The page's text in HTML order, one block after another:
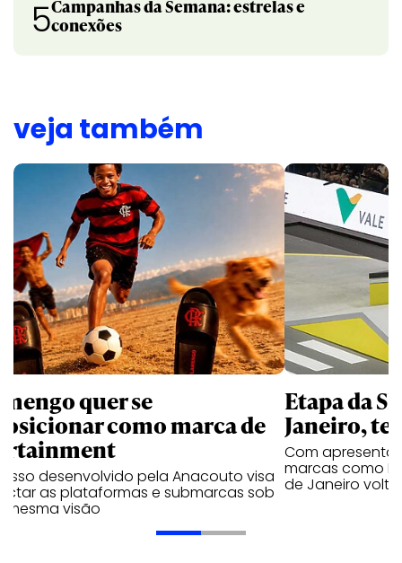
5Campanhas da Semana: estrelas e
conexões
veja também
quer se
como marca de
desenvolvido pela Anacouto visa
as plataformas e submarcas sob
mesma visão
Etapa da
Janeiro,
Com
marcas como
de Janeiro